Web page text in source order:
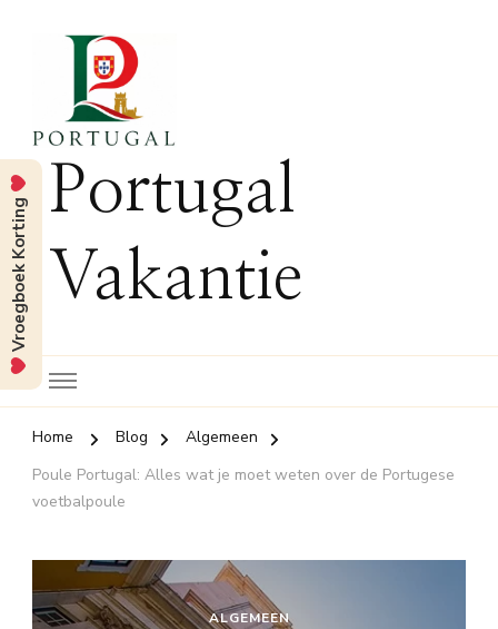
Portugal
Vakantie
Home Blog
Algemeen
Poule Portugal: Alles wat je moet weten over de Portugese
voetbalpoule
ALGEMEEN
Vroegboek Korting